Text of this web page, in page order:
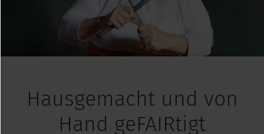
Hausgemacht und von
Hand geFAIRtigt